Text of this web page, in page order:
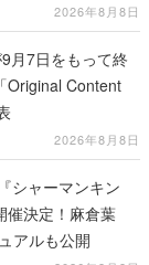
2026年8月8日
月7日をもって終
Original Content
2026年8月8日
シャーマンキン
催決定！麻倉葉
アルも公開